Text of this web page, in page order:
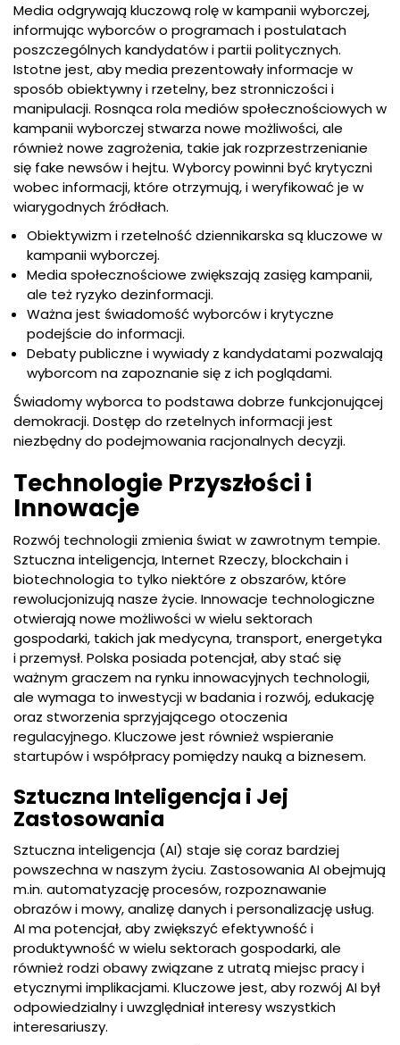
Media odgrywają kluczową rolę w kampanii wyborczej,
informując wyborców o programach i postulatach
poszczególnych kandydatów i partii politycznych.
Istotne jest, aby media prezentowały informacje w
sposób obiektywny i rzetelny, bez stronniczości i
manipulacji. Rosnąca rola mediów społecznościowych w
kampanii wyborczej stwarza nowe możliwości, ale
również nowe zagrożenia, takie jak rozprzestrzenianie
się fake newsów i hejtu. Wyborcy powinni być krytyczni
wobec informacji, które otrzymują, i weryfikować je w
wiarygodnych źródłach.
Obiektywizm i rzetelność dziennikarska są kluczowe w
kampanii wyborczej.
Media społecznościowe zwiększają zasięg kampanii,
ale też ryzyko dezinformacji.
Ważna jest świadomość wyborców i krytyczne
podejście do informacji.
Debaty publiczne i wywiady z kandydatami pozwalają
wyborcom na zapoznanie się z ich poglądami.
Świadomy wyborca to podstawa dobrze funkcjonującej
demokracji. Dostęp do rzetelnych informacji jest
niezbędny do podejmowania racjonalnych decyzji.
Technologie Przyszłości i
Innowacje
Rozwój technologii zmienia świat w zawrotnym tempie.
Sztuczna inteligencja, Internet Rzeczy, blockchain i
biotechnologia to tylko niektóre z obszarów, które
rewolucjonizują nasze życie. Innowacje technologiczne
otwierają nowe możliwości w wielu sektorach
gospodarki, takich jak medycyna, transport, energetyka
i przemysł. Polska posiada potencjał, aby stać się
ważnym graczem na rynku innowacyjnych technologii,
ale wymaga to inwestycji w badania i rozwój, edukację
oraz stworzenia sprzyjającego otoczenia
regulacyjnego. Kluczowe jest również wspieranie
startupów i współpracy pomiędzy nauką a biznesem.
Sztuczna Inteligencja i Jej
Zastosowania
Sztuczna inteligencja (AI) staje się coraz bardziej
powszechna w naszym życiu. Zastosowania AI obejmują
m.in. automatyzację procesów, rozpoznawanie
obrazów i mowy, analizę danych i personalizację usług.
AI ma potencjał, aby zwiększyć efektywność i
produktywność w wielu sektorach gospodarki, ale
również rodzi obawy związane z utratą miejsc pracy i
etycznymi implikacjami. Kluczowe jest, aby rozwój AI był
odpowiedzialny i uwzględniał interesy wszystkich
interesariuszy.